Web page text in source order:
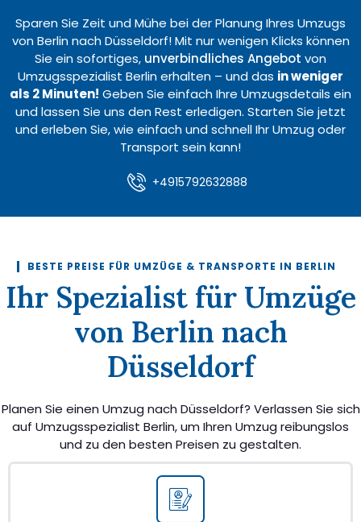
Sparen Sie Zeit und Mühe bei der Planung Ihres Umzugs
von Berlin nach Düsseldorf! Mit nur wenigen Klicks können
Sie ein sofortiges, unverbindliches Angebot von
Umzugsspezialist Berlin erhalten – und das in weniger
als 2 Minuten! Geben Sie einfach Ihre Umzugsdetails ein
und lassen Sie uns den Rest erledigen. Starten Sie jetzt
und erleben Sie, wie einfach und schnell Ihr Umzug oder
Transport sein kann!
+4915792632888
BESTE PREISE FÜR UMZÜGE & TRANSPORTE IN BERLIN
Ihr Spezialist für Umzüge
von Berlin nach
Düsseldorf
Planen Sie einen Umzug nach Düsseldorf? Verlassen Sie sich
auf Umzugsspezialist Berlin, um Ihren Umzug reibungslos
und zu den besten Preisen zu gestalten.